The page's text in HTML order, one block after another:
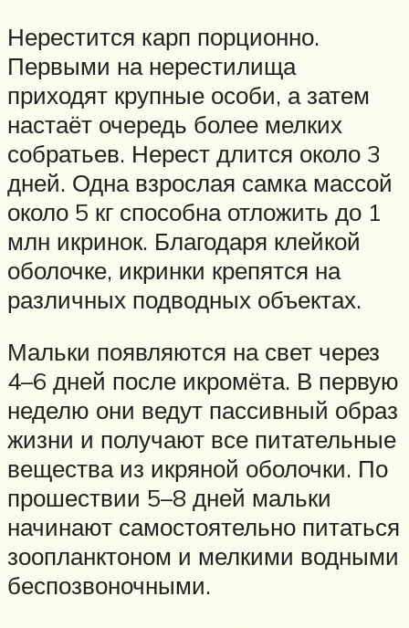
Нерестится карп порционно.
Первыми на нерестилища
приходят крупные особи, а затем
настаёт очередь более мелких
собратьев. Нерест длится около 3
дней. Одна взрослая самка массой
около 5 кг способна отложить до 1
млн икринок. Благодаря клейкой
оболочке, икринки крепятся на
различных подводных объектах.
Мальки появляются на свет через
4–6 дней после икромёта. В первую
неделю они ведут пассивный образ
жизни и получают все питательные
вещества из икряной оболочки. По
прошествии 5–8 дней мальки
начинают самостоятельно питаться
зоопланктоном и мелкими водными
беспозвоночными.